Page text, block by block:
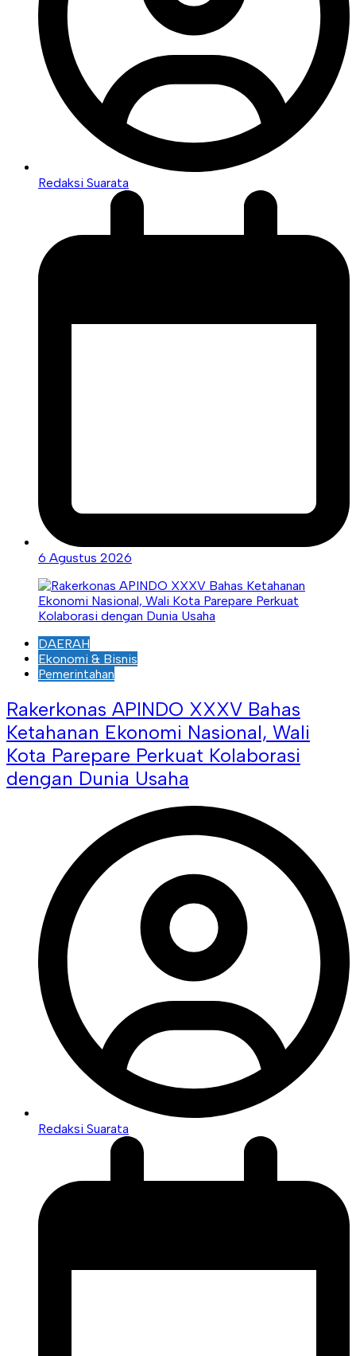
Redaksi Suarata
6 Agustus 2026
DAERAH
Ekonomi & Bisnis
Pemerintahan
Rakerkonas APINDO XXXV Bahas
Ketahanan Ekonomi Nasional, Wali
Kota Parepare Perkuat Kolaborasi
dengan Dunia Usaha
Redaksi Suarata